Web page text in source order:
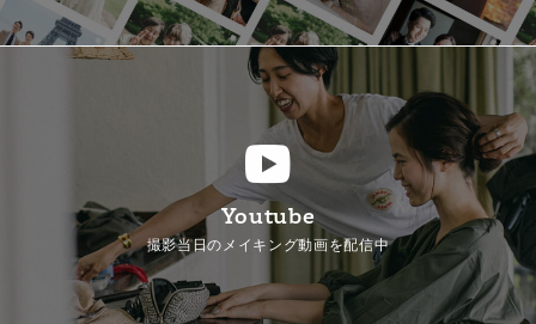
Youtube
撮影当日のメイキング動画を配信中